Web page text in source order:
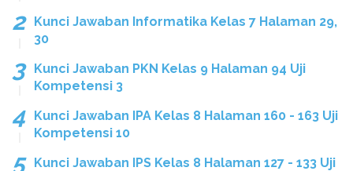
Kunci Jawaban Informatika Kelas 7 Halaman 29,
30
Kunci Jawaban PKN Kelas 9 Halaman 94 Uji
Kompetensi 3
Kunci Jawaban IPA Kelas 8 Halaman 160 - 163 Uji
Kompetensi 10
Kunci Jawaban IPS Kelas 8 Halaman 127 - 133 Uji